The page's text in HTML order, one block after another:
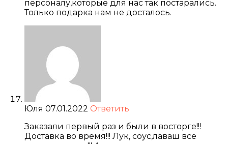
персоналу,которые для нас так постарались.
Только подарка нам не досталось.
Юля 07.01.2022 Ответить
Заказали первый раз и были в восторге!!!
Доставка во время!!! Лук, соус,лаваш все